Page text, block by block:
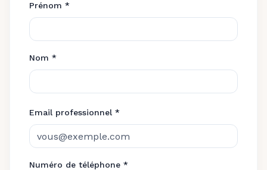
Prénom *
Nom *
Email professionnel *
Numéro de téléphone *